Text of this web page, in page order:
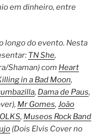
em dinheiro, entre
longo do evento. Nesta
TN She,
Shaman) com Heart
in a Bad Moon,
, Dama de Paus,
Mr Gomes, João
, Museos Rock Band
(Dois Elvis Cover no